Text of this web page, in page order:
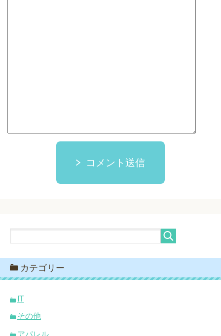
コメント送信
カテゴリー
IT
その他